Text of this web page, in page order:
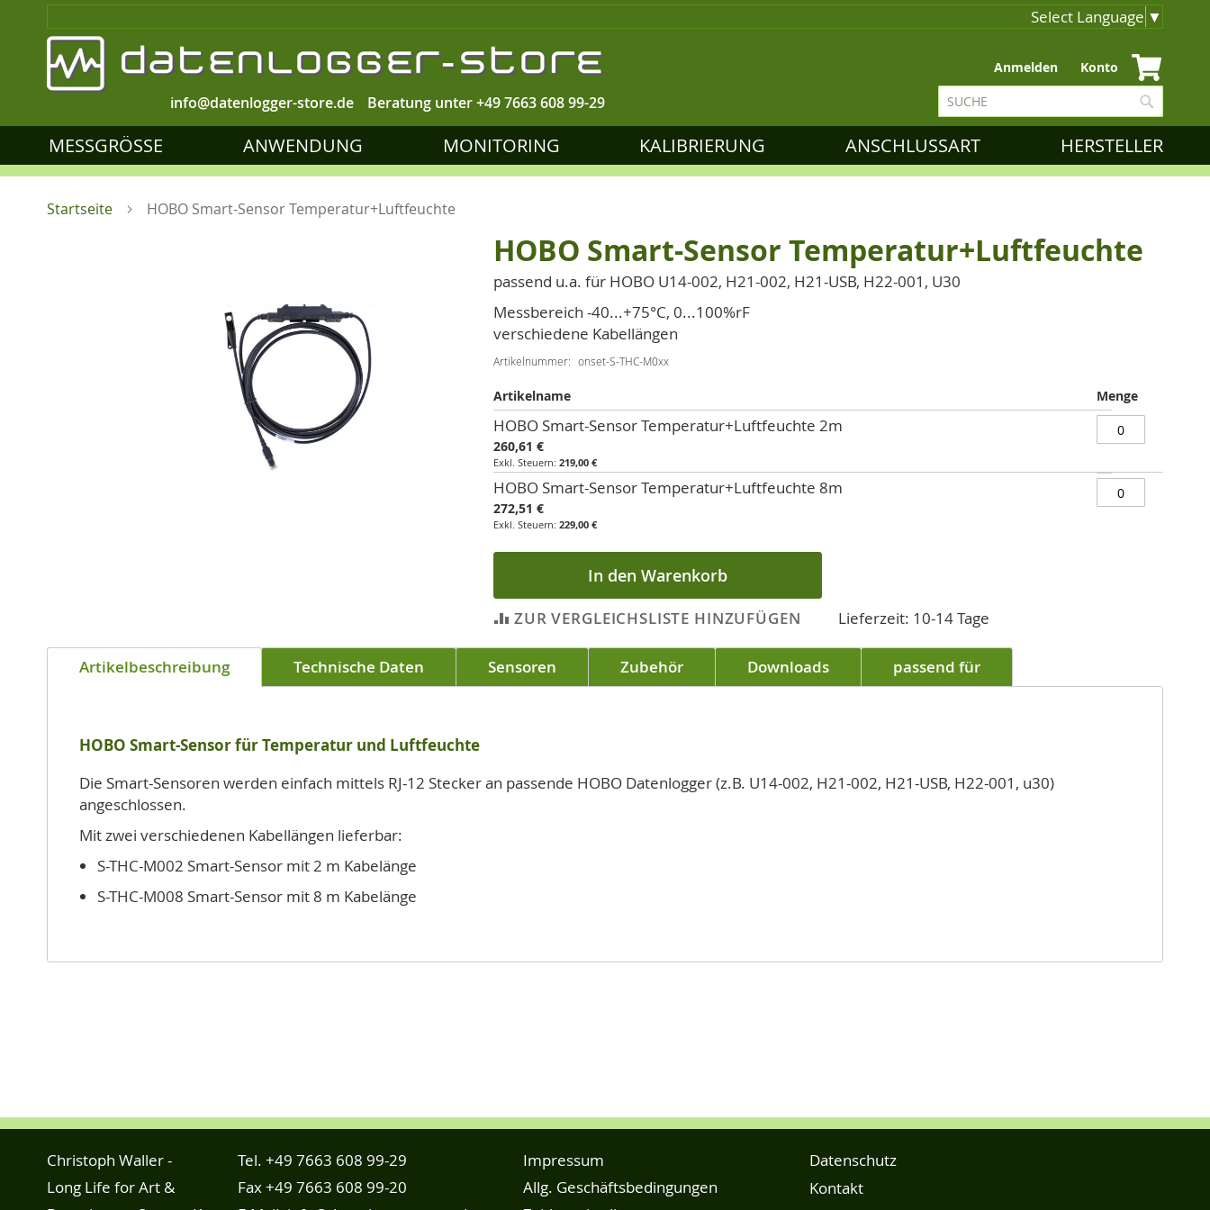
Select Language ▼
Beratung unter+49 7663 608 99-29
info@datenlogger-store.de
Zum
Inhalt
springen
Anmelden Konto
Suche
MESSGRÖSSE ANWENDUNG MONITORING KALIBRIERUNG ANSCHLUSSART HERSTELLER
Startseite HOBO Smart-Sensor Temperatur+Luftfeuchte
HOBO Smart-Sensor Temperatur+Luftfeuchte
passend u.a. für HOBO U14-002, H21-002, H21-USB, H22-001, U30
Messbereich -40...+75°C, 0...100%rF
verschiedene Kabellängen
Artikelnummer onset-S-THC-M0xx
Artikel
für
gruppiertes
Produkt
Artikelname Menge
HOBO Smart-Sensor Temperatur+Luftfeuchte 2m
260,61 €
219,00 €
HOBO Smart-Sensor Temperatur+Luftfeuchte 8m
272,51 €
229,00 €
In den Warenkorb
ZUR VERGLEICHSLISTE HINZUFÜGEN Lieferzeit: 10-14 Tage
Artikelbeschreibung Technische Daten Sensoren Zubehör Downloads passend für
HOBO Smart-Sensor für Temperatur und Luftfeuchte
Die Smart-Sensoren werden einfach mittels RJ-12 Stecker an passende HOBO Datenlogger (z.B. U14-002, H21-002, H21-USB, H22-001, u30)
angeschlossen.
Mit zwei verschiedenen Kabellängen lieferbar:
S-THC-M002 Smart-Sensor mit 2 m Kabelänge
S-THC-M008 Smart-Sensor mit 8 m Kabelänge
Christoph Waller -
Long Life for Art &
Tel. +49 7663 608 99-29
Fax +49 7663 608 99-20
Impressum
Allg. Geschäftsbedingungen
Datenschutz
Kontakt